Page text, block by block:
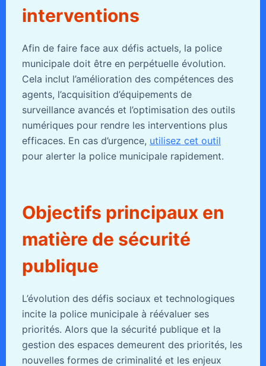
interventions
Afin de faire face aux défis actuels, la police
municipale doit être en perpétuelle évolution.
Cela inclut l’amélioration des compétences des
agents, l’acquisition d’équipements de
surveillance avancés et l’optimisation des outils
numériques pour rendre les interventions plus
efficaces. En cas d’urgence, utilisez cet outil
pour alerter la police municipale rapidement.
Objectifs principaux en
matière de sécurité
publique
L’évolution des défis sociaux et technologiques
incite la police municipale à réévaluer ses
priorités. Alors que la sécurité publique et la
gestion des espaces demeurent des priorités, les
nouvelles formes de criminalité et les enjeux